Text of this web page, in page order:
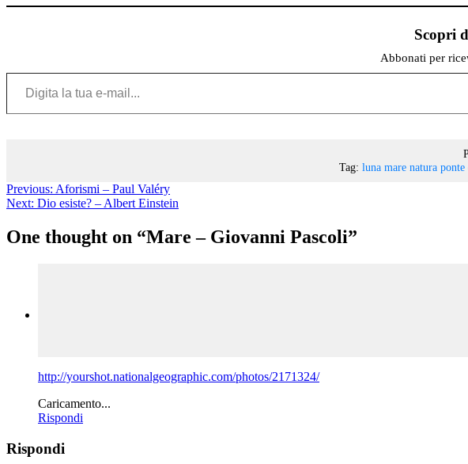
Scopri
Abbonati per
Digita la tua e-mail...
Tag: luna mare natura ponte
Previous: Aforismi – Paul Valéry
Next: Dio esiste? – Albert Einstein
One thought on “Mare – Giovanni Pascoli”
http://yourshot.nationalgeographic.com/photos/2171324/
Caricamento...
Rispondi
Rispondi